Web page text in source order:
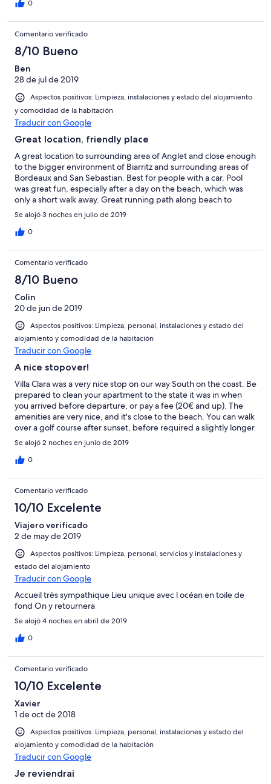
0
Comentario verificado
8/10 Bueno
Ben
28 de jul de 2019
Aspectos positivos: Limpieza, instalaciones y estado del alojamiento
y comodidad de la habitación
Traducir con Google
Great location, friendly place
A great location to surrounding area of Anglet and close enough
to the bigger environment of Biarritz and surrounding areas of
Bordeaux and San Sebastian. Best for people with a car. Pool
was great fun, especially after a day on the beach, which was
only a short walk away. Great running path along beach to
Biarritz. Apartment was well stocked for cooking. Off street
parking dedicated area with code. Overall, great family place to
stay. Will definitely look at coming back.
Se alojó 3 noches en julio de 2019
0
Comentario verificado
8/10 Bueno
Colin
20 de jun de 2019
Aspectos positivos: Limpieza, personal, instalaciones y estado del
alojamiento y comodidad de la habitación
Traducir con Google
A nice stopover!
Villa Clara was a very nice stop on our way South on the coast. Be
prepared to clean your apartment to the state it was in when
you arrived before departure, or pay a fee (20€ and up). The
amenities are very nice, and it's close to the beach. You can walk
over a golf course after sunset, before required a slightly longer
walk along a road. In the immediate area there is not much to do
beyond spend the day sunbathing or in the jacuzzi.
Se alojó 2 noches en junio de 2019
0
Comentario verificado
10/10 Excelente
Viajero verificado
2 de may de 2019
Aspectos positivos: Limpieza, personal, servicios y instalaciones y
estado del alojamiento
Traducir con Google
Accueil très sympathique Lieu unique avec l océan en toile de
fond On y retournera
Se alojó 4 noches en abril de 2019
0
Comentario verificado
10/10 Excelente
Xavier
1 de oct de 2018
Aspectos positivos: Limpieza, personal, instalaciones y estado del
alojamiento y comodidad de la habitación
Traducir con Google
Je reviendrai